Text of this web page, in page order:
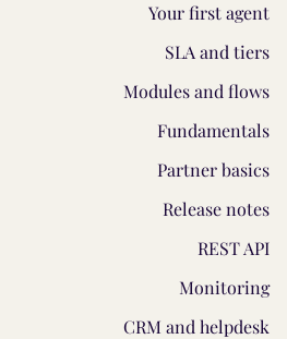
Your first agent
SLA and tiers
Modules and flows
Fundamentals
Partner basics
Release notes
REST API
Monitoring
CRM and helpdesk